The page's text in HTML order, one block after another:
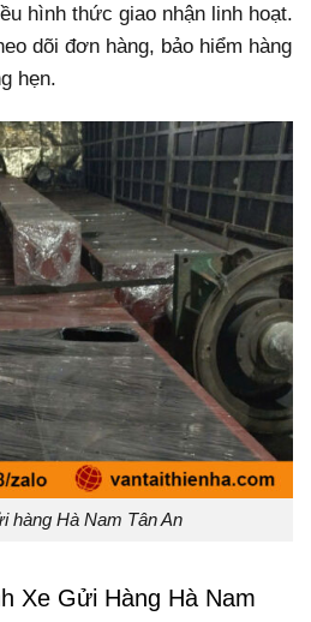
hình thức giao nhận linh hoạt.
dõi đơn hàng, bảo hiểm hàng
hẹn.
hàng Hà Nam Tân An
Xe Gửi Hàng Hà Nam